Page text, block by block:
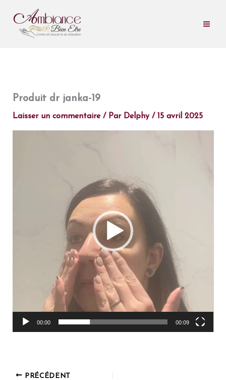
contenu
Produit dr janka-19
Laisser un commentaire / Par Delphy / 15 avril 2025
00:00 00:09
PRÉCÉDENT